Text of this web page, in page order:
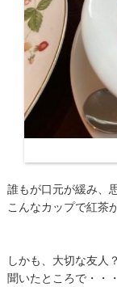
誰もが口元が緩み、
こんなカップで紅茶
しかも、大切な友人
聞いたところで・・・